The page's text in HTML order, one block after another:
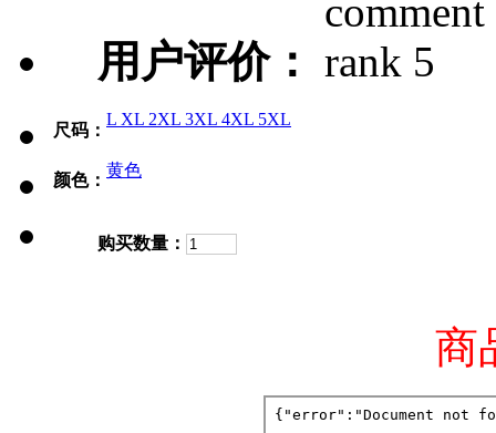
用户评价：
尺码：
L XL 2XL 3XL 4XL 5XL
颜色：
黄色
购买数量：
商